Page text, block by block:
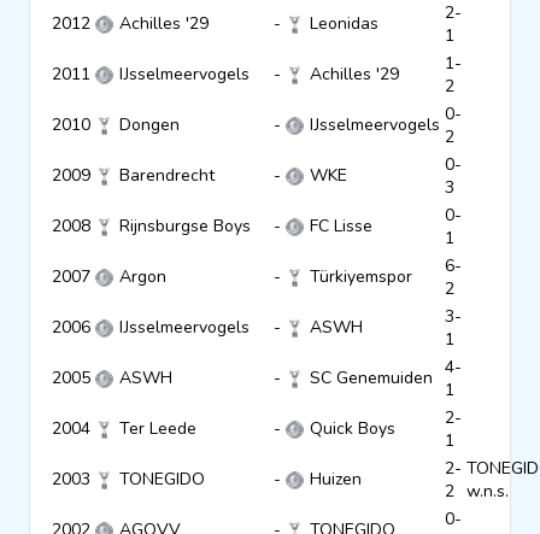
Clubs
Statistieken
Overige links
2012
Achilles '29 - Leonidas
2-
1
2011
IJsselmeervogels - Achilles '29
1-
2
2010
Dongen - IJsselmeervogels 0-
2
2009
Barendrecht - WKE
0-
3
2008
Rijnsburgse Boys - FC Lisse
0-
1
2007
Argon - Türkiyemspor
6-
2
2006
IJsselmeervogels - ASWH
3-
1
2005
ASWH - SC Genemuiden 4-
1
2004
Ter Leede - Quick Boys
2-
1
2003
TONEGIDO - Huizen
2-
2 w.n.s.
0-